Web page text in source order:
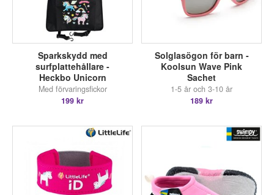
Sparkskydd med
surfplattehållare -
Heckbo Unicorn
Med förvaringsfickor
199 kr
Solglasögon för barn -
Koolsun Wave Pink
Sachet
1-5 år och 3-10 år
189 kr